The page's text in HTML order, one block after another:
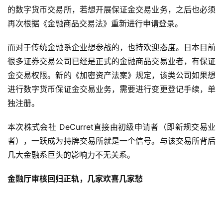
的数字货币交易所，若想开展保证金交易业务，之后也必须
再次根据《金融商品交易法》重新进行申请登录。
而对于传统金融系企业想参战的，也持欢迎态度。日本目前
很多证券交易公司已经是正式的金融商品交易业者，有保证
金交易权限。新的《加密资产法案》规定，该类公司如果想
进行数字货币保证金交易业务，需要进行变更登记手续，单
独注册。
本次株式会社 DeCurret直接由初级申请者（即新规交易业
者），一跃成为持牌交易所就是一个信号。与该交易所背后
几大金融系巨头的影响力不无关系。
金融厅审核回归正轨，几家欢喜几家愁